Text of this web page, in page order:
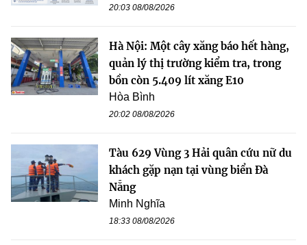
20:03 08/08/2026
Hà Nội: Một cây xăng báo hết hàng,
quản lý thị trường kiểm tra, trong
bồn còn 5.409 lít xăng E10
Hòa Bình
20:02 08/08/2026
Tàu 629 Vùng 3 Hải quân cứu nữ du
khách gặp nạn tại vùng biển Đà
Nẵng
Minh Nghĩa
18:33 08/08/2026